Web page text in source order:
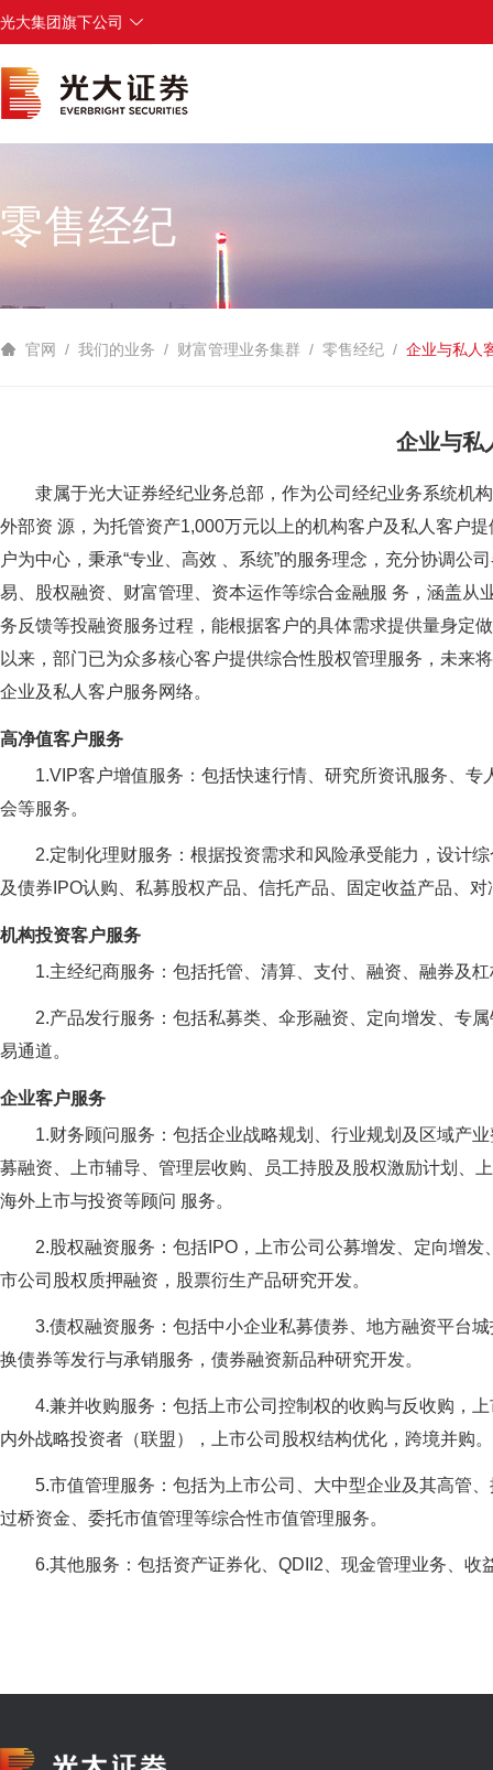
光大集团旗下公司
中国光大银行
光大永明人寿保险
零售经纪
官网 / 我们的业务 / 财富管理业务集群 / 零售经纪 / 企业与私人
企业与私
隶属于光大证券经纪业务总部，作为公司经纪业务系统机
外部资 源，为托管资产1,000万元以上的机构客户及私人客户
户为中心，秉承“专业、高效 、系统”的服务理念，充分协调
易、股权融资、财富管理、资本运作等综合金融服 务，涵盖
务反馈等投融资服务过程，能根据客户的具体需求提供量身定
以来，部门已为众多核心客户提供综合性股权管理服务，未
企业及私人客户服务网络。
高净值客户服务
1.VIP客户增值服务：包括快速行情、研究所资讯服务、
会等服务。
2.定制化理财服务：根据投资需求和风险承受能力，设计
及债券IPO认购、私募股权产品、信托产品、固定收益产品、
机构投资客户服务
1.主经纪商服务：包括托管、清算、支付、融资、融券及
2.产品发行服务：包括私募类、伞形融资、定向增发、专
易通道。
企业客户服务
1.财务顾问服务：包括企业战略规划、行业规划及区域产
募融资、上市辅导、管理层收购、员工持股及股权激励计划、
海外上市与投资等顾问 服务。
2.股权融资服务：包括IPO，上市公司公募增发、定向增
市公司股权质押融资，股票衍生产品研究开发。
3.债权融资服务：包括中小企业私募债券、地方融资平台
换债券等发行与承销服务，债券融资新品种研究开发。
4.兼并收购服务：包括上市公司控制权的收购与反收购，
内外战略投资者（联盟），上市公司股权结构优化，跨境并购。
5.市值管理服务：包括为上市公司、大中型企业及其高管
过桥资金、委托市值管理等综合性市值管理服务。
6.其他服务：包括资产证券化、QDII2、现金管理业务、收